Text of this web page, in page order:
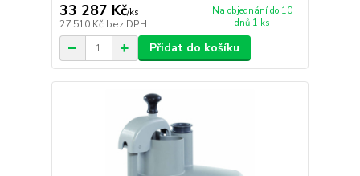
33 287 Kč/ks
27 510 Kč bez DPH
Na objednání do 10
dnů 1 ks
Přidat do košíku